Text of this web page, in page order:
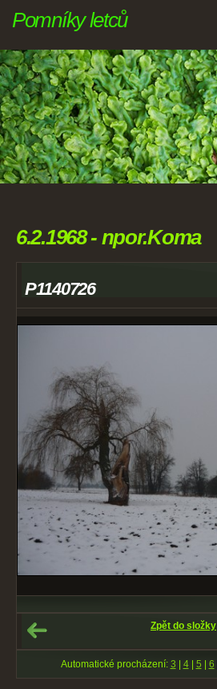
Pomníky letců
6.2.1968 - npor.Koma
P1140726
Zpět do složky
Automatické procházení: 3 4| 5 6